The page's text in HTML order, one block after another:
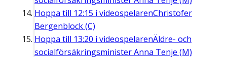
Hoppa till 12:15 i videospelarenChristofer
Bergenblock (C)
Hoppa till 13:20 i videospelarenÄldre- och
socialförsäkringsminister Anna Tenje (M)